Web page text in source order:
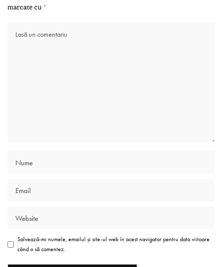
marcate cu *
Salvează-mi numele, emailul și site-ul web în acest navigator pentru data viitoare
când o să comentez.